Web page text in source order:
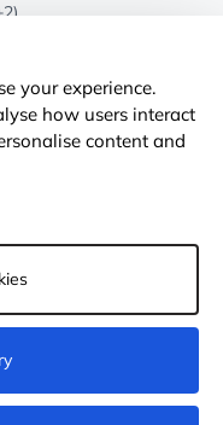
Policy
and conditions
settings
your experience.
how users interact
content and